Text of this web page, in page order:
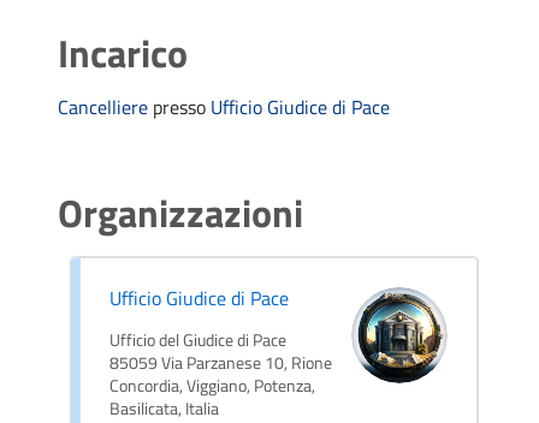
Incarico
Cancelliere presso Ufficio Giudice di Pace
Organizzazioni
Ufficio Giudice di Pace
Ufficio del Giudice di Pace
85059 Via Parzanese 10, Rione
Concordia, Viggiano, Potenza,
Basilicata, Italia